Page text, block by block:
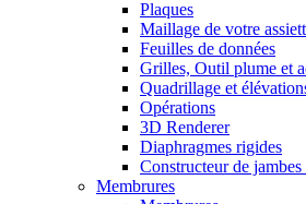
Plaques
Maillage de votre
Feuilles de données
Grilles, Outil plume et
Quadrillage et
Opérations
3D Renderer
Diaphragmes rigides
Constructeur de
Membrures